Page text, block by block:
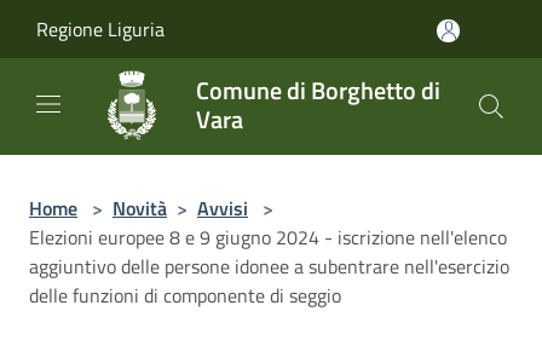
Regione Liguria
Comune di Borghetto di
Vara
Home > Novità > Avvisi >
Elezioni europee 8 e 9 giugno 2024 - iscrizione nell'elenco
aggiuntivo delle persone idonee a subentrare nell'esercizio
delle funzioni di componente di seggio